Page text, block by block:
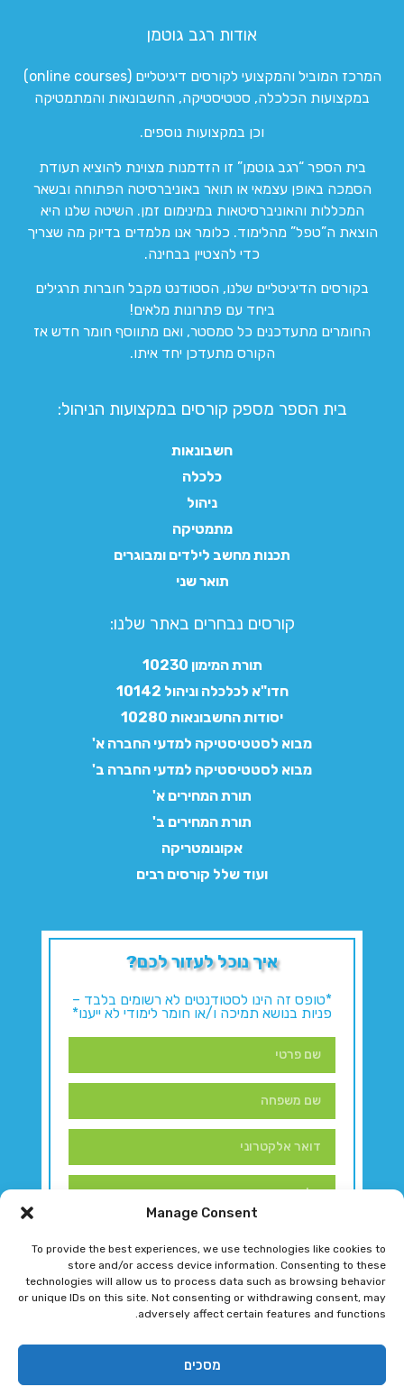
Manage Consent
To provide the best experiences, we use technologies like cookies to
store and/or access device information. Consenting to these
technologies will allow us to process data such as browsing behavior
or unique IDs on this site. Not consenting or withdrawing consent, may
adversely affect certain features and functions.
מסכים
אודות רגב גוטמן
המרכז המוביל והמקצועי לקורסים דיגיטליים (online courses)
במקצועות הכלכלה, סטטיסטיקה, החשבונאות והמתמטיקה
וכן במקצועות נוספים.
בית הספר “רגב גוטמן” זו הזדמנות מצוינת להוציא תעודת
הסמכה באופן עצמאי או תואר באוניברסיטה הפתוחה ובשאר
המכללות והאוניברסיטאות במינימום זמן. השיטה שלנו היא
הוצאת ה”טפל” מהלימוד. כלומר אנו מלמדים בדיוק מה שצריך
כדי להצטיין בבחינה.
בקורסים הדיגיטליים שלנו, הסטודנט מקבל חוברות תרגילים
ביחד עם פתרונות מלאים!
החומרים מתעדכנים כל סמסטר, ואם מתווסף חומר חדש אז
הקורס מתעדכן יחד איתו.
בית הספר מספק קורסים במקצועות הניהול:
חשבונאות
כלכלה
ניהול
מתמטיקה
תכנות מחשב לילדים ומבוגרים
תואר שני
קורסים נבחרים באתר שלנו:​
תורת המימון 10230
חדו"א לכלכלה וניהול 10142
יסודות החשבונאות 10280
מבוא לסטטיסטיקה למדעי החברה א'
מבוא לסטטיסטיקה למדעי החברה ב'
תורת המחירים א'
תורת המחירים ב'
אקונומטריקה
ועוד שלל קורסים רבים
איך נוכל לעזור לכם?
*טופס זה הינו לסטודנטים לא רשומים בלבד –
פניות בנושא תמיכה ו/או חומר לימודי לא ייענו*